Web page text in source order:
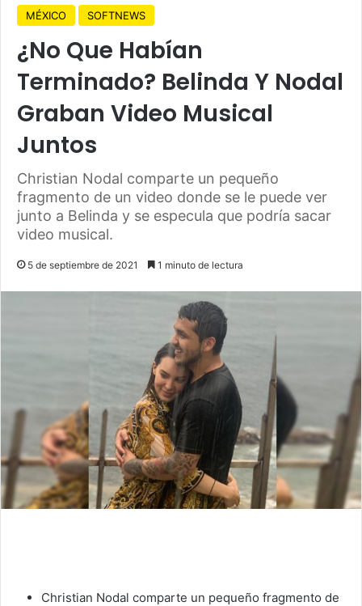
MÉXICO SOFTNEWS
¿No Que Habían
Terminado? Belinda Y Nodal
Graban Video Musical
Juntos
Christian Nodal comparte un pequeño
fragmento de un video donde se le puede ver
junto a Belinda y se especula que podría sacar
video musical.
5 de septiembre de 2021 1 minuto de lectura
Christian Nodal comparte un pequeño fragmento de